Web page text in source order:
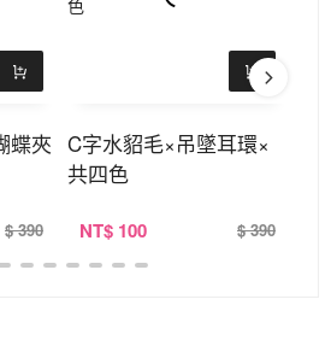
蝶夾
$ 390
C字水貂毛×吊墜耳環×
共四色
NT$ 100 $ 390